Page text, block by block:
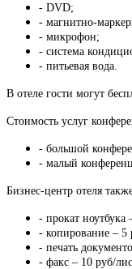
- DVD;
- магнитно-
- микрофон;
- система
- питьевая вода.
В отеле гости могут
Стоимость услуг
- большой
- малый
Бизнес-центр отеля
- прокат ноутбука
- копирование – 5
- печать
- факс – 10 руб/